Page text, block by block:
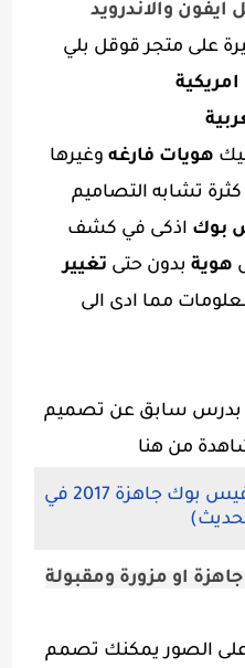
والاندرويد
على متجر قوقل بلي
هويات فارغه وغيرها
تشابه التصاميم
بوك اذكى في كشف
هوية بدون حتى تغيير
مما ادى الى
بدرس سابق عن تصميم
من هنا
افضل برنامج صنع هوية فيس بوك جاهزة 2017 في
او مزورة ومقبولة
الصور يمكنك تصمم